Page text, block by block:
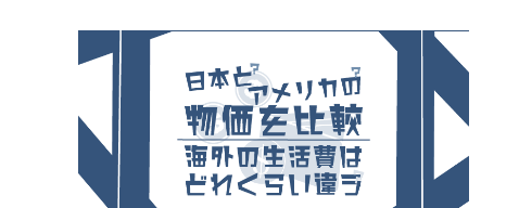
し出しで5万ドル損失、得た3つの教訓
2026.08.02
うはずだっ